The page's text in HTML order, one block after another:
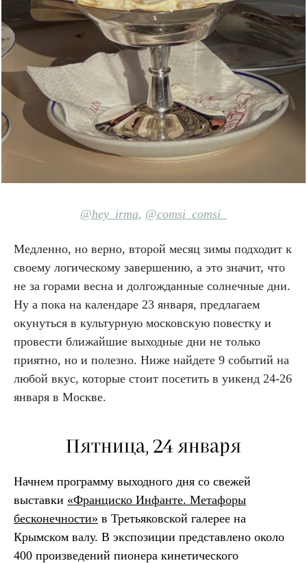
@hey_irma, @comsi_comsi_
Медленно, но верно, второй месяц зимы подходит к
своему логическому завершению, а это значит, что
не за горами весна и долгожданные солнечные дни.
Ну а пока на календаре 23 января, предлагаем
окунуться в культурную московскую повестку и
провести ближайшие выходные дни не только
приятно, но и полезно. Ниже найдете 9 событий на
любой вкус, которые стоит посетить в уикенд 24-26
января в Москве.
Пятница, 24 января
Начнем программу выходного дня со свежей
выставки «Франциско Инфанте. Метафоры
бесконечности» в Третьяковской галерее на
Крымском валу. В экспозиции представлено около
400 произведений пионера кинетического